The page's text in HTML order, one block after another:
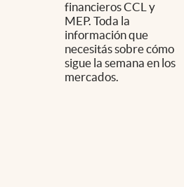
financieros CCL y
MEP. Toda la
información que
necesitás sobre cómo
sigue la semana en los
mercados.